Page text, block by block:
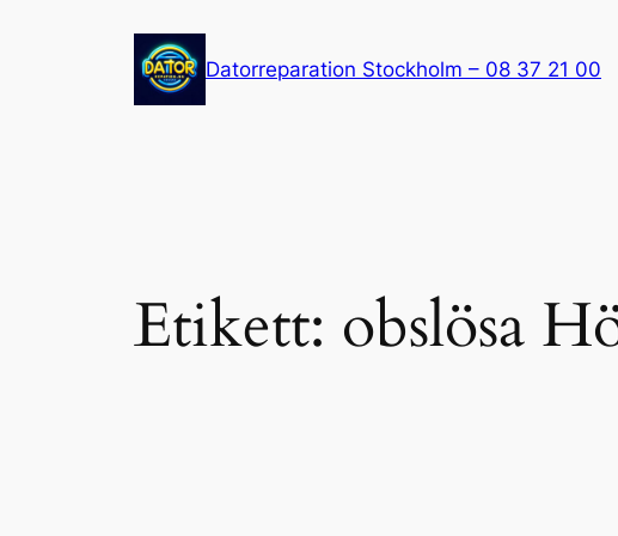
Datorreparation Stockholm – 08 37 21 00
Etikett: obslösa